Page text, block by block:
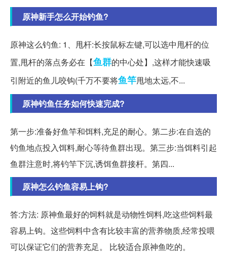
原神新手怎么开始钓鱼?
原神这么钓鱼: 1、甩杆:长按鼠标左键,可以选中甩杆的位
置,甩杆的落点务必在【鱼群的中心处】,这样才能快速吸
引附近的鱼儿咬钩(千万不要将鱼竿甩地太远,不...
原神钓鱼任务如何快速完成?
第一步:准备好鱼竿和饵料,充足的耐心。第二步:在自选的
钓鱼地点投入饵料,耐心等待鱼群出现。第三步:当饵料引起
鱼群注意时,将钓竿下沉,诱饵鱼群接杆。第四...
原神怎么钓鱼容易上钩?
答:方法: 原神鱼最好的饲料就是动物性饲料,吃这些饲料最
容易上钩。这些饲料中含有比较丰富的营养物质,经常投喂
可以保证它们的营养充足。 比较适合原神鱼吃的。